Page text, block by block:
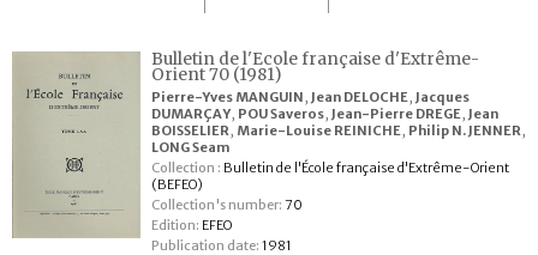
Bulletin de l'Ecole française d'Extrême-
Orient 70 (1981)
Pierre-Yves MANGUIN, Jean DELOCHE, Jacques
DUMARÇAY, POU Saveros, Jean-Pierre DREGE, Jean
BOISSELIER, Marie-Louise REINICHE, Philip N. JENNER,
LONG Seam
Collection : Bulletin de l'École française d'Extrême-Orient
(BEFEO)
Collection's number: 70
Edition: EFEO
Publication date: 1981